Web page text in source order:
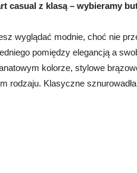
casual z klasą – wybieramy
wyglądać modnie, choć nie
pomiędzy elegancją a
kolorze, stylowe
rodzaju. Klasyczne